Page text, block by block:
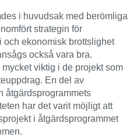
i huvudsak med berömliga
strategin för
och ekonomisk brottslighet
också vara bra.
viktig i de projekt som
En del av
åtgärdsprogrammets
har det varit möjligt att
i åtgärdsprogrammet